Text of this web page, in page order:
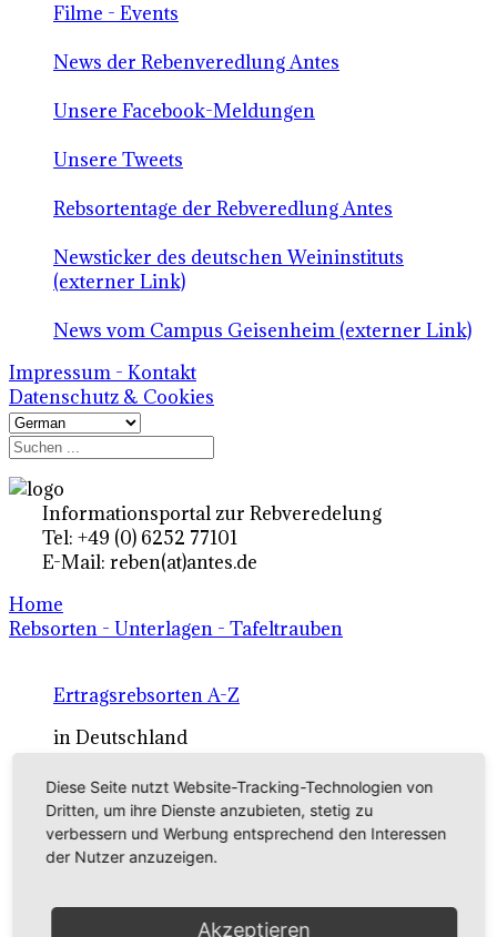
Filme - Events
News der Rebenveredlung Antes
Unsere Facebook-Meldungen
Unsere Tweets
Rebsortentage der Rebveredlung Antes
Newsticker des deutschen Weininstituts
(externer Link)
News vom Campus Geisenheim (externer Link)
Impressum - Kontakt
Datenschutz & Cookies
Informationsportal zur Rebveredelung
Tel: +49 (0) 6252 77101
E-Mail: reben(at)antes.de
Home
Rebsorten - Unterlagen - Tafeltrauben
Ertragsrebsorten A-Z
in Deutschland
Rebsorten international
externe Links
Tafeltraubensorten
Diese Seite nutzt Website-Tracking-Technologien von
Dritten, um ihre Dienste anzubieten, stetig zu
verbessern und Werbung entsprechend den Interessen
der Nutzer anzuzeigen.
Akzeptieren